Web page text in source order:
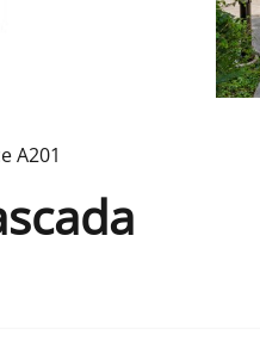
A201